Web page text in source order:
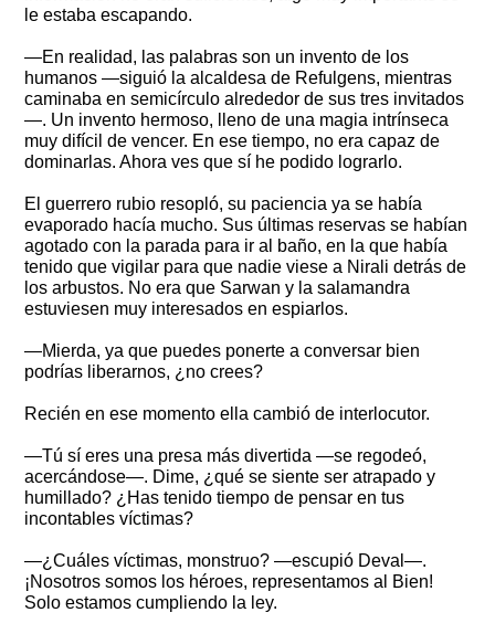
le estaba escapando.
—En realidad, las palabras son un invento de los
humanos —siguió la alcaldesa de Refulgens, mientras
caminaba en semicírculo alrededor de sus tres invitados
—. Un invento hermoso, lleno de una magia intrínseca
muy difícil de vencer. En ese tiempo, no era capaz de
dominarlas. Ahora ves que sí he podido lograrlo.
El guerrero rubio resopló, su paciencia ya se había
evaporado hacía mucho. Sus últimas reservas se habían
agotado con la parada para ir al baño, en la que había
tenido que vigilar para que nadie viese a Nirali detrás de
los arbustos. No era que Sarwan y la salamandra
estuviesen muy interesados en espiarlos.
—Mierda, ya que puedes ponerte a conversar bien
podrías liberarnos, ¿no crees?
Recién en ese momento ella cambió de interlocutor.
—Tú sí eres una presa más divertida —se regodeó,
acercándose—. Dime, ¿qué se siente ser atrapado y
humillado? ¿Has tenido tiempo de pensar en tus
incontables víctimas?
—¿Cuáles víctimas, monstruo? —escupió Deval—.
¡Nosotros somos los héroes, representamos al Bien!
Solo estamos cumpliendo la ley.